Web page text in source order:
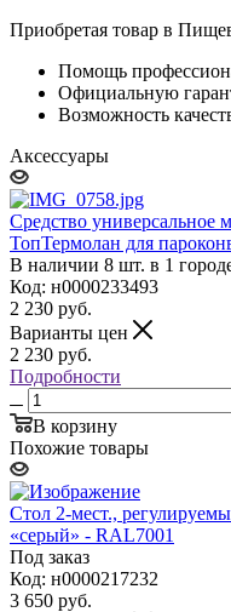
Приобретая товар в
Помощь
Официальную
Возможность
Аксессуары
Средство универсальное
ТопТермолан для
В наличии 8 шт. в 1
Код: н0000233493
2 230 руб.
Варианты цен
2 230 руб.
Подробности
В корзину
Похожие товары
Стол 2-мест.,
«серый» - RAL7001
Под заказ
Код: н0000217232
3 650 руб.